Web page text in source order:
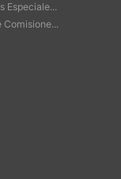
Especiale...
Comisione...